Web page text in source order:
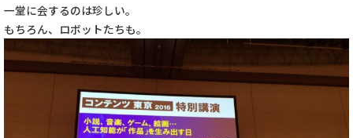
一堂に会するのは珍しい。
もちろん、ロボットたちも。